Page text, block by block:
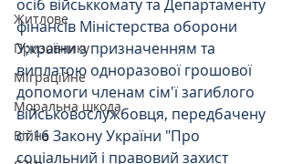
Житлове
Призовнику
Міграційне
Моральна шкода
Війна
осіб військкомату та Департаменту
фінансів Міністерства оборони
У;країни з призначенням та
виплатою одноразової грошової
допомоги членам сім'ї загиблого
військовослужбовця, передбачену
ст.16 Закону України "Про
соціальний і правовий захист